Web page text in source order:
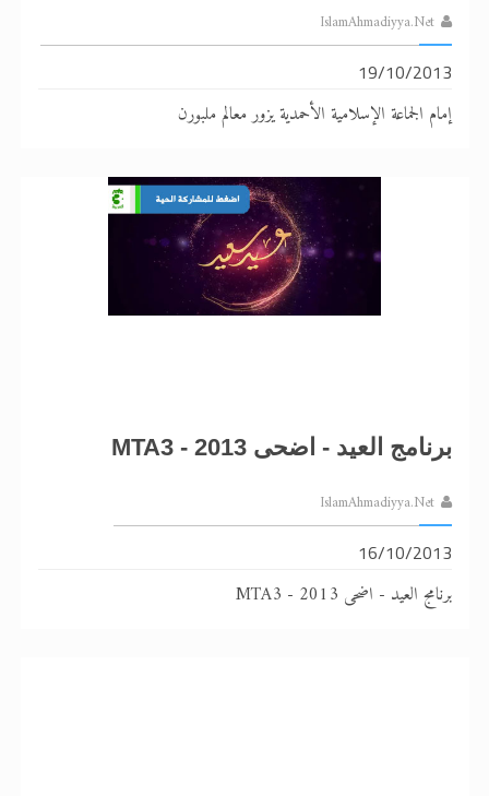
IslamAhmadiyya.Net
19/10/2013
إمام الجماعة الإسلامية الأحمدية يزور معالم ملبورن
برنامج العيد - اضحى 2013 - MTA3
IslamAhmadiyya.Net
16/10/2013
برنامج العيد - اضحى 2013 - MTA3